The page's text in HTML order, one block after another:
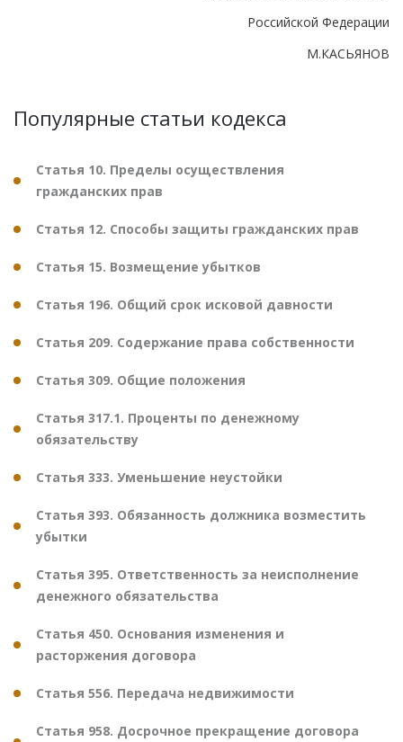
Российской Федерации
М.КАСЬЯНОВ
Популярные статьи кодекса
Статья 10. Пределы осуществления
гражданских прав
Статья 12. Способы защиты гражданских прав
Статья 15. Возмещение убытков
Статья 196. Общий срок исковой давности
Статья 209. Содержание права собственности
Статья 309. Общие положения
Статья 317.1. Проценты по денежному
обязательству
Статья 333. Уменьшение неустойки
Статья 393. Обязанность должника возместить
убытки
Статья 395. Ответственность за неисполнение
денежного обязательства
Статья 450. Основания изменения и
расторжения договора
Статья 556. Передача недвижимости
Статья 958. Досрочное прекращение договора